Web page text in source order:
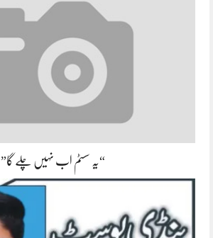
“یہ سسٹم اب نہیں چلے گا”